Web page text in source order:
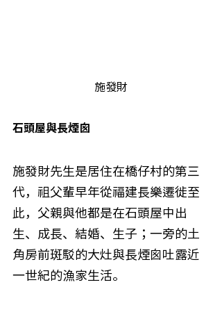
施發財
石頭屋與長煙囪
施發財先生是居住在橋仔村的第三
代，祖父輩早年從福建長樂遷徙至
此，父親與他都是在石頭屋中出
生、成長、結婚、生子；一旁的土
角房前斑駁的大灶與長煙囪吐露近
一世紀的漁家生活。